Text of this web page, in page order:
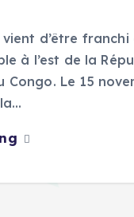
d’être
à l’est de la
Congo. Le 15